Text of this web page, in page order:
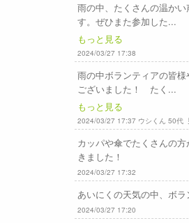
雨の中、たくさんの温か
す。ぜひまた参加した...
もっと見る
2024/03/27 17:38
雨の中ボランティアの皆
ございました！ たく...
もっと見る
2024/03/27 17:37 ウシくん 50代
カッパや傘でたくさんの
きました！
2024/03/27 17:32
あいにくの天気の中、ボ
2024/03/27 17:20